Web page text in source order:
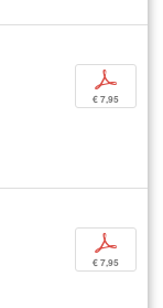
p
€ 7,95
p
€ 7,95